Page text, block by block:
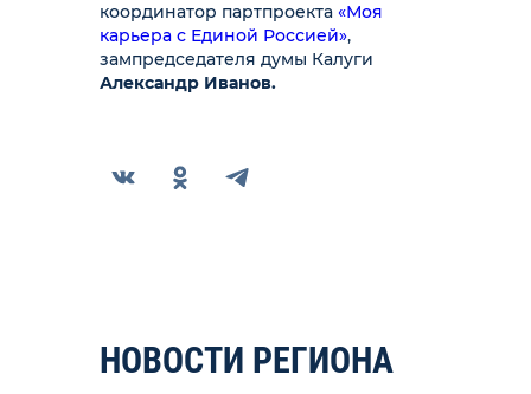
координатор партпроекта «Моя
карьера с Единой Россией»,
зампредседателя думы Калуги
Александр Иванов.
НОВОСТИ РЕГИОНА